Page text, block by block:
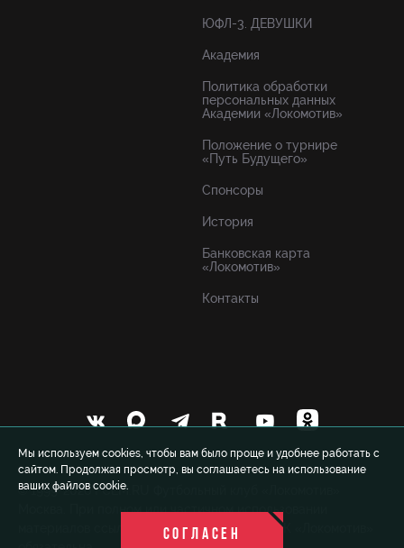
Мы используем cookies, чтобы вам было проще и удобнее работать с
сайтом. Продолжая просмотр, вы соглашаетесь на использование
ваших файлов cookie.
СОГЛАСЕН
ЮФЛ-3. ДЕВУШКИ
Академия
Политика обработки
персональных данных
Академии «Локомотив»
Положение о турнире
«Путь Будущего»
Спонсоры
История
Банковская карта
«Локомотив»
Контакты
© 1999-2026 FCLM.RU Футбольный клуб «Локомотив»
Москва. При полном или частичном использовании
материалов ссылка на официальный сайт ФК «Локомотив»